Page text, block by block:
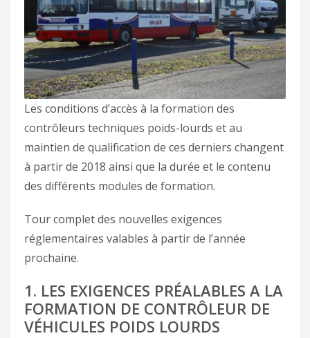
Les conditions d’accès à la formation des
contrôleurs techniques poids-lourds et au
maintien de qualification de ces derniers changent
à partir de 2018 ainsi que la durée et le contenu
des différents modules de formation.
Tour complet des nouvelles exigences
réglementaires valables à partir de l’année
prochaine.
1. LES EXIGENCES PRÉALABLES A LA
FORMATION DE CONTRÔLEUR DE
VÉHICULES POIDS LOURDS